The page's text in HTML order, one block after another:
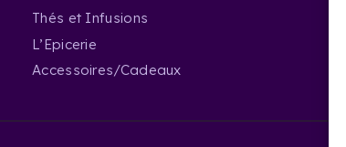
Thés et Infusions
L’Epicerie
Accessoires/Cadeaux